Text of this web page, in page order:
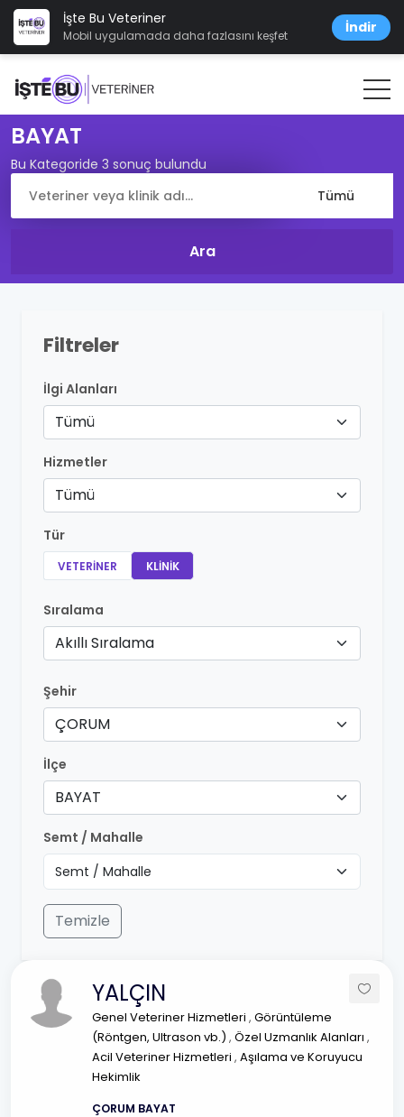
İşte Bu Veteriner
Mobil uygulamada daha fazlasını keşfet İndir
BAYAT
Bu Kategoride 3 sonuç bulundu
Filtreler
İlgi Alanları
Tümü
Hizmetler
Tümü
Tür
VETERINER KLINIK
Sıralama
Akıllı Sıralama
Şehir
ÇORUM
İlçe
BAYAT
Semt / Mahalle
Temizle
YALÇIN
Genel Veteriner Hizmetleri , Görüntüleme
(Röntgen, Ultrason vb.) , Özel Uzmanlık Alanları ,
Acil Veteriner Hizmetleri , Aşılama ve Koruyucu
Hekimlik
ÇORUM BAYAT